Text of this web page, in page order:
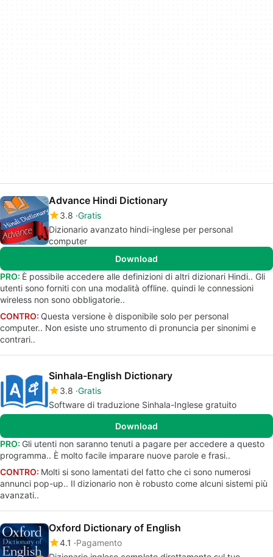
Advance Hindi Dictionary
3.8 Gratis
Dizionario avanzato hindi-inglese per personal
computer
Download
PRO: È possibile accedere alle definizioni di altri dizionari Hindi.. Gli
utenti sono forniti con una modalità offline. quindi le connessioni
wireless non sono obbligatorie..
CONTRO: Questa versione è disponibile solo per personal
computer.. Non esiste uno strumento di pronuncia per sinonimi e
contrari..
Sinhala-English Dictionary
3.8 Gratis
Software di traduzione Sinhala-Inglese gratuito
Download
PRO: Gli utenti non saranno tenuti a pagare per accedere a questo
programma.. È molto facile imparare nuove parole e frasi..
CONTRO: Molti si sono lamentati del fatto che ci sono numerosi
annunci pop-up.. Il dizionario non è robusto come alcuni sistemi più
avanzati..
Oxford Dictionary of English
4.1
Pagamento